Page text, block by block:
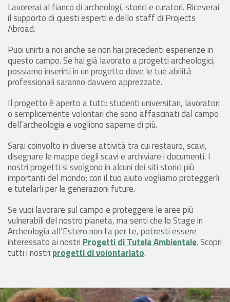
Lavorerai al fianco di archeologi, storici e curatori. Riceverai
il supporto di questi esperti e dello staff di Projects
Abroad.
Puoi unirti a noi anche se non hai precedenti esperienze in
questo campo. Se hai già lavorato a progetti archeologici,
possiamo inserirti in un progetto dove le tue abilità
professionali saranno davvero apprezzate.
Il progetto è aperto a tutti: studenti universitari, lavoratori
o semplicemente volontari che sono affascinati dal campo
dell’archeologia e vogliono saperne di più.
Sarai coinvolto in diverse attività tra cui restauro, scavi,
disegnare le mappe degli scavi e archiviare i documenti. I
nostri progetti si svolgono in alcuni dei siti storici più
importanti del mondo; con il tuo aiuto vogliamo proteggerli
e tutelarli per le generazioni future.
Se vuoi lavorare sul campo e proteggere le aree più
vulnerabili del nostro pianeta, ma senti che lo Stage in
Archeologia all’Estero non fa per te, potresti essere
interessato ai nostri Progetti di Tutela Ambientale. Scopri
tutti i nostri progetti di volontariato.